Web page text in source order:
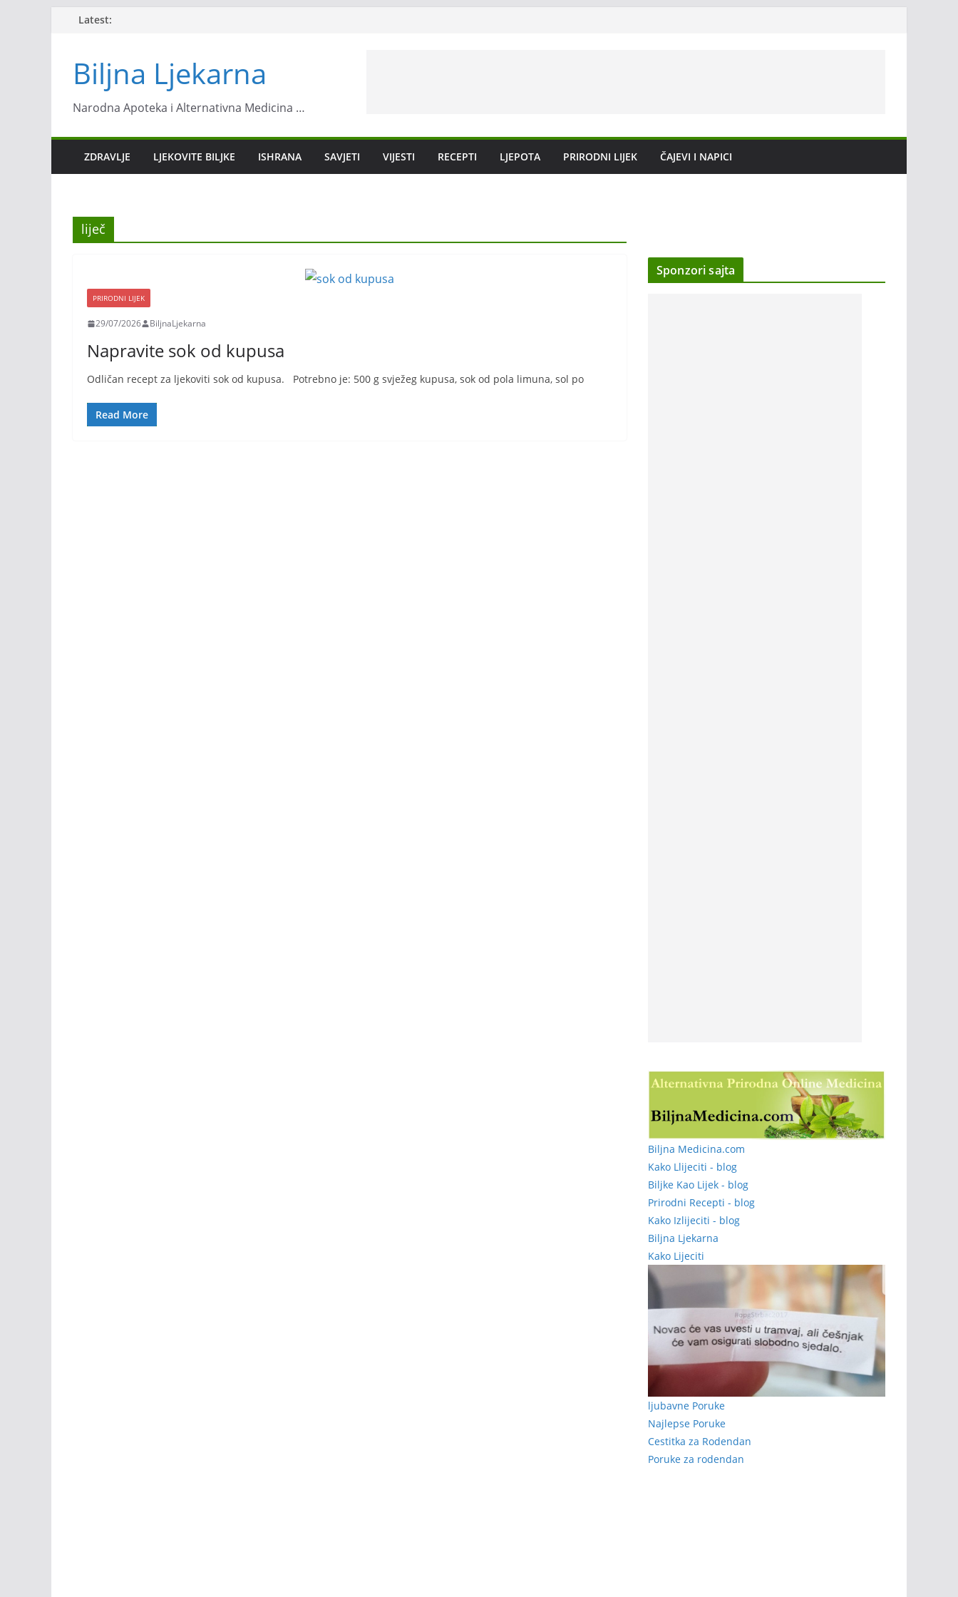
Latest:
Biljna Ljekarna
Narodna Apoteka i Alternativna Medicina …
ZDRAVLJE LJEKOVITE BILJKE ISHRANA SAVJETI VIJESTI RECEPTI LJEPOTA PRIRODNI LIJEK ČAJEVI I NAPICI
liječ
PRIRODNI LIJEK
29/07/2026 BiljnaLjekarna
Napravite sok od kupusa
Odličan recept za ljekoviti sok od kupusa. Potrebno je: 500 g svježeg kupusa, sok od pola limuna, sol po
Read More
Sponzori sajta
Biljna Medicina.com
Kako Llijeciti - blog
Biljke Kao Lijek - blog
Prirodni Recepti - blog
Kako Izlijeciti - blog
Biljna Ljekarna
Kako Lijeciti
ljubavne Poruke
Najlepse Poruke
Cestitka za Rodendan
Poruke za rodendan